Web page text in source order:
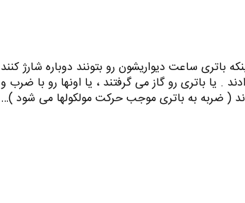
باتری ساعت دیواریشون رو بتونند دوباره شارژ کنند
. یا باتری رو گاز می گرفتند ، یا اونها رو با ضرب و
( ضربه به باتری موجب حرکت مولکولها می شود )…